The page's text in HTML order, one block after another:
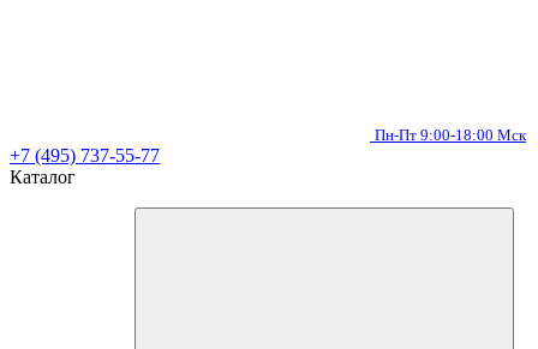
Пн-Пт 9:00-18:00 Мск
+7 (495) 737-55-77
Каталог